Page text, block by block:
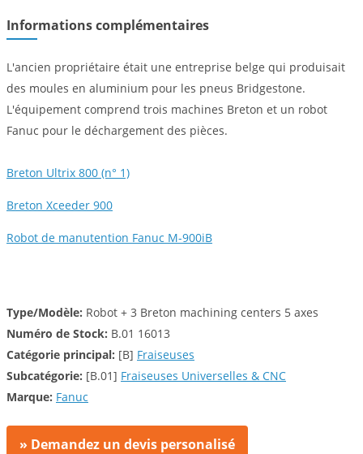
Informations complémentaires
L'ancien propriétaire était une entreprise belge qui produisait
des moules en aluminium pour les pneus Bridgestone.
L'équipement comprend trois machines Breton et un robot
Fanuc pour le déchargement des pièces.
Breton Ultrix 800 (n° 1)
Breton Xceeder 900
Robot de manutention Fanuc M-900iB
Type/Modèle: Robot + 3 Breton machining centers 5 axes
Numéro de Stock: B.01 16013
Catégorie principal: [B] Fraiseuses
Subcatégorie: [B.01] Fraiseuses Universelles & CNC
Marque: Fanuc
» Demandez un devis personalisé